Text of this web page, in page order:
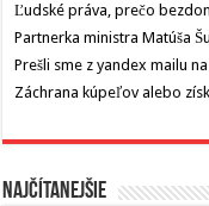
Ľudské práva, prečo
Partnerka ministra Matúša
Prešli sme z yandex mailu
Záchrana kúpeľov alebo
Najčítanejšie